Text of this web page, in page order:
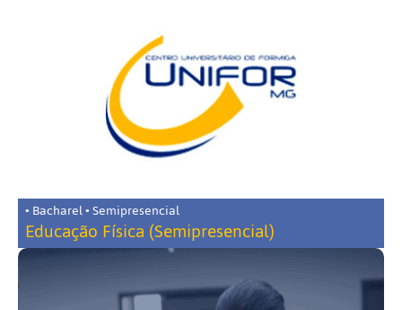
• Bacharel • Semipresencial
Educação Física (Semipresencial)